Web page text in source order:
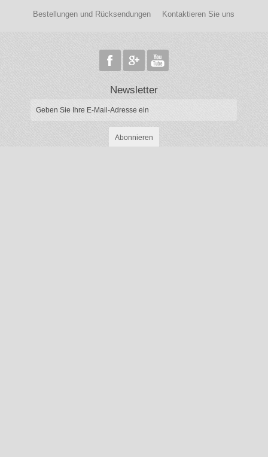
Bestellungen und Rücksendungen Kontaktieren Sie uns
Newsletter
Abonnieren